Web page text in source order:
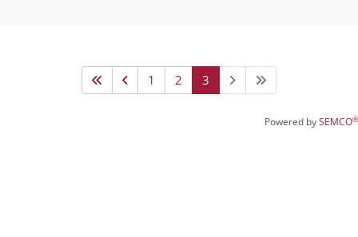
1 2 3
Powered bySEMCO®